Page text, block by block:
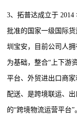
3、拓普达成立于
批准的国家一级国际
圳宝安，目前公司人拥
为基础，整合“上下游
平台、外贸进出口商
配送、是跨境联运、
的“跨境物流运营平台”